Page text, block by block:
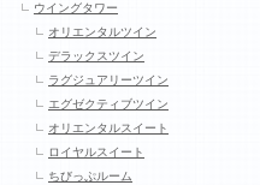
ウイングタワー
オリエンタルツイン
デラックスツイン
ラグジュアリーツイン
エグゼクティブツイン
オリエンタルスイート
ロイヤルスイート
ちびっぷルーム